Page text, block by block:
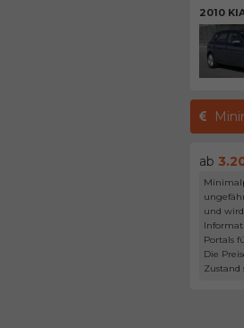
2010
ab
und
Portals
Die
Zustand